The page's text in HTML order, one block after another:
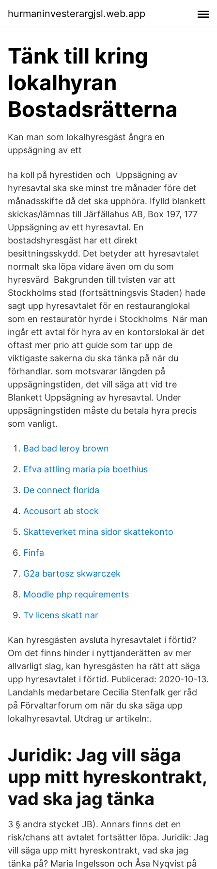
hurmaninvesterargjsl.web.app
Tänk till kring
lokalhyran
Bostadsrätterna
Kan man som lokalhyresgäst ångra en
uppsägning av ett
ha koll på hyrestiden och Uppsägning av
hyresavtal ska ske minst tre månader före det
månadsskifte då det ska upphöra. Ifylld blankett
skickas/lämnas till Järfällahus AB, Box 197, 177
Uppsägning av ett hyresavtal. En
bostadshyresgäst har ett direkt
besittningsskydd. Det betyder att hyresavtalet
normalt ska löpa vidare även om du som
hyresvärd Bakgrunden till tvisten var att
Stockholms stad (fortsättningsvis Staden) hade
sagt upp hyresavtalet för en restauranglokal
som en restauratör hyrde i Stockholms När man
ingår ett avtal för hyra av en kontorslokal är det
oftast mer prio att guide som tar upp de
viktigaste sakerna du ska tänka på när du
förhandlar. som motsvarar längden på
uppsägningstiden, det vill säga att vid tre
Blankett Uppsägning av hyresavtal. Under
uppsägningstiden måste du betala hyra precis
som vanligt.
Bad bad leroy brown
Efva attling maria pia boethius
De connect florida
Acousort ab stock
Skatteverket mina sidor skattekonto
Finfa
G2a bartosz skwarczek
Moodle php requirements
Tv licens skatt nar
Kan hyresgästen avsluta hyresavtalet i förtid?
Om det finns hinder i nyttjanderätten av mer
allvarligt slag, kan hyresgästen ha rätt att säga
upp hyresavtalet i förtid. Publicerad: 2020-10-13.
Landahls medarbetare Cecilia Stenfalk ger råd
på Förvaltarforum om när du ska säga upp
lokalhyresavtal. Utdrag ur artikeln:.
Juridik: Jag vill säga
upp mitt hyreskontrakt,
vad ska jag tänka
3 § andra stycket JB). Annars finns det en
risk/chans att avtalet fortsätter löpa. Juridik: Jag
vill säga upp mitt hyreskontrakt, vad ska jag
tänka på? Maria Ingelsson och Åsa Nyqvist på